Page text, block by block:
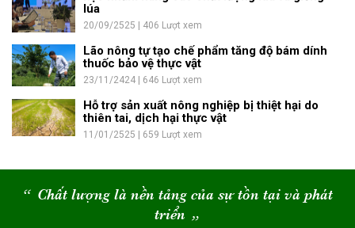
lúa
20/09/2525 | 406 Lượt xem
Lão nông tự tạo chế phẩm tăng độ bám dính
thuốc bảo vệ thực vật
23/11/2424 | 646 Lượt xem
Hỗ trợ sản xuất nông nghiệp bị thiệt hại do
thiên tai, dịch hại thực vật
11/01/2525 | 659 Lượt xem
“ Chất lượng là nền tảng của sự tồn tại và phát
triển “